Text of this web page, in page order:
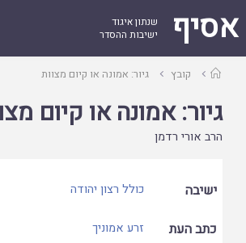
אסיף
שנתון איגוד
ישיבות ההסדר
עמודקובץ גיור: אמונה או קיום מצוות
גיור: אמונה או קיום
הרב אורי רדמן
ישיבה כולל רצון יהודה
כתב העת זרע אמוניך